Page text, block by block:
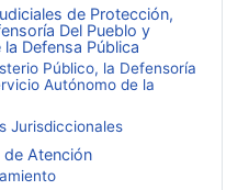
de Protección,
Del Pueblo y
Defensa Pública
Público, la Defensoría
Autónomo de la
Jurisdiccionales
de Atención